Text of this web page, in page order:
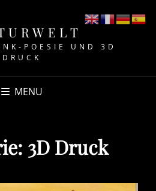
POESIE UND 3D
DRUCK
MENU
3D Druck